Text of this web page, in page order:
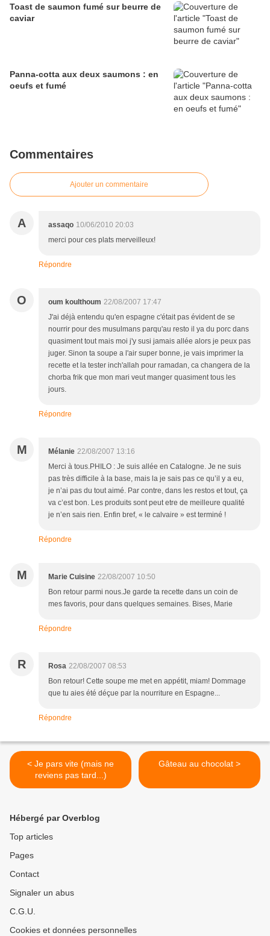
Toast de saumon fumé sur beurre de
caviar
Panna-cotta aux deux saumons : en
oeufs et fumé
Commentaires
Ajouter un commentaire
A assaqo 10/06/2010 20:03
merci pour ces plats merveilleux!
Répondre
O oum koulthoum 22/08/2007 17:47
J'ai déjà entendu qu'en espagne c'était pas évident de se
nourrir pour des musulmans parqu'au resto il ya du porc dans
quasiment tout mais moi j'y susi jamais allée alors je peux pas
juger. Sinon ta soupe a l'air super bonne, je vais imprimer la
recette et la tester inch'allah pour ramadan, ca changera de la
chorba frik que mon mari veut manger quasiment tous les
jours.
Répondre
M Mélanie 22/08/2007 13:16
Merci à tous.PHILO : Je suis allée en Catalogne. Je ne suis
pas très difficile à la base, mais la je sais pas ce qu’il y a eu,
je n’ai pas du tout aimé. Par contre, dans les restos et tout, ça
va c’est bon. Les produits sont peut etre de meilleure qualité
je n’en sais rien. Enfin bref, « le calvaire » est terminé !
Répondre
M Marie Cuisine 22/08/2007 10:50
Bon retour parmi nous.Je garde ta recette dans un coin de
mes favoris, pour dans quelques semaines. Bises, Marie
Répondre
R Rosa 22/08/2007 08:53
Bon retour! Cette soupe me met en appétit, miam! Dommage
que tu aies été déçue par la nourriture en Espagne...
Répondre
< Je pars vite (mais ne
reviens pas tard...)
Gâteau au chocolat >
Hébergé par Overblog
Top articles
Pages
Contact
Signaler un abus
C.G.U.
Cookies et données personnelles